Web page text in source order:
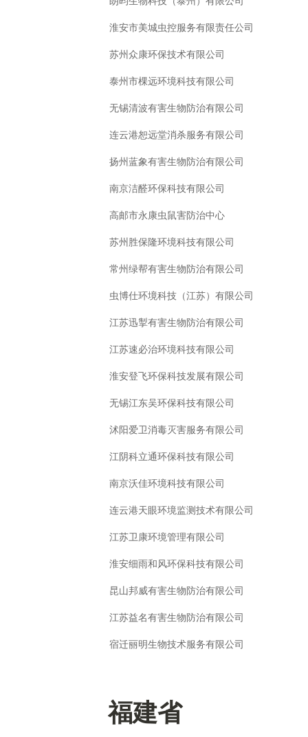
淮安市美城虫控服务有限责任公司
苏州众康环保技术有限公司
泰州市棵远环境科技有限公司
无锡清波有害生物防治有限公司
连云港恕远堂消杀服务有限公司
扬州蓝象有害生物防治有限公司
南京洁醛环保科技有限公司
高邮市永康虫鼠害防治中心
苏州胜保隆环境科技有限公司
常州绿帮有害生物防治有限公司
虫博仕环境科技（江苏）有限公司
江苏迅掣有害生物防治有限公司
江苏速必治环境科技有限公司
淮安登飞环保科技发展有限公司
无锡江东吴环保科技有限公司
沭阳爱卫消毒灭害服务有限公司
江阴科立通环保科技有限公司
南京沃佳环境科技有限公司
连云港天眼环境监测技术有限公司
江苏卫康环境管理有限公司
淮安细雨和风环保科技有限公司
昆山邦威有害生物防治有限公司
江苏益名有害生物防治有限公司
宿迁丽明生物技术服务有限公司
福建省